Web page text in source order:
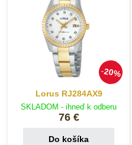
20%
Lorus RJ284AX9
SKLADOM - ihneď k odberu
76 €
Do košíka